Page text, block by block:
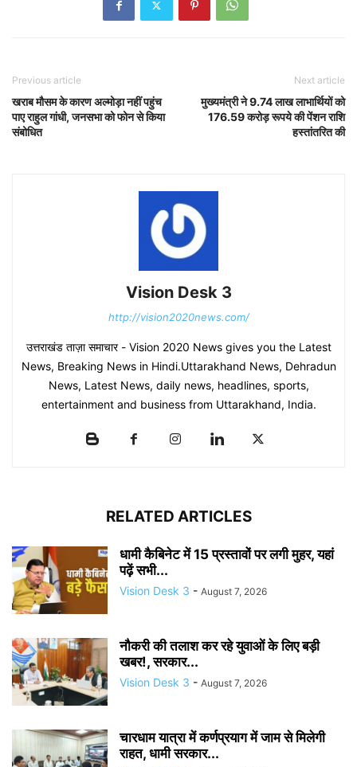
Previous article
खराब मौसम के कारण अल्मोड़ा नहीं पहुंच
पाए राहुल गांधी, जनसभा को फोन से किया
संबोधित
Next article
मुख्यमंत्री ने 9.74 लाख लाभार्थियों को
176.59 करोड़ रूपये की पेंशन राशि
हस्तांतरित की
Vision Desk 3
http://vision2020news.com/
उत्तराखंड ताज़ा समाचार - Vision 2020 News gives you the Latest
News, Breaking News in Hindi.Uttarakhand News, Dehradun
News, Latest News, daily news, headlines, sports,
entertainment and business from Uttarakhand, India.
RELATED ARTICLES
धामी कैबिनेट में 15 प्रस्तावों पर लगी मुहर, यहां
पढ़ें सभी...
Vision Desk 3 - August 7, 2026
नौकरी की तलाश कर रहे युवाओं के लिए बड़ी
खबर!, सरकार...
Vision Desk 3 - August 7, 2026
चारधाम यात्रा में कर्णप्रयाग में जाम से मिलेगी
राहत, धामी सरकार...